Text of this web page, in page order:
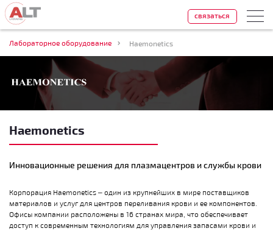
Лабораторное оборудование Haemonetics
связаться
Haemonetics
Инновационные решения для плазмацентров и службы крови
Корпорация Haemonetics – один из крупнейших в мире поставщиков
материалов и услуг для центров переливания крови и ее компонентов.
Офисы компании расположены в 16 странах мира, что обеспечивает
доступ к современным технологиям для управления запасами крови и